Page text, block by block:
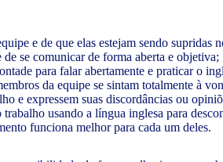
e de que elas estejam sendo supridas
se comunicar de forma aberta e objetiva;
para falar abertamente e praticar o
da equipe se sintam totalmente à
e expressem suas discordâncias ou
usando a língua inglesa para
funciona melhor para cada um deles.